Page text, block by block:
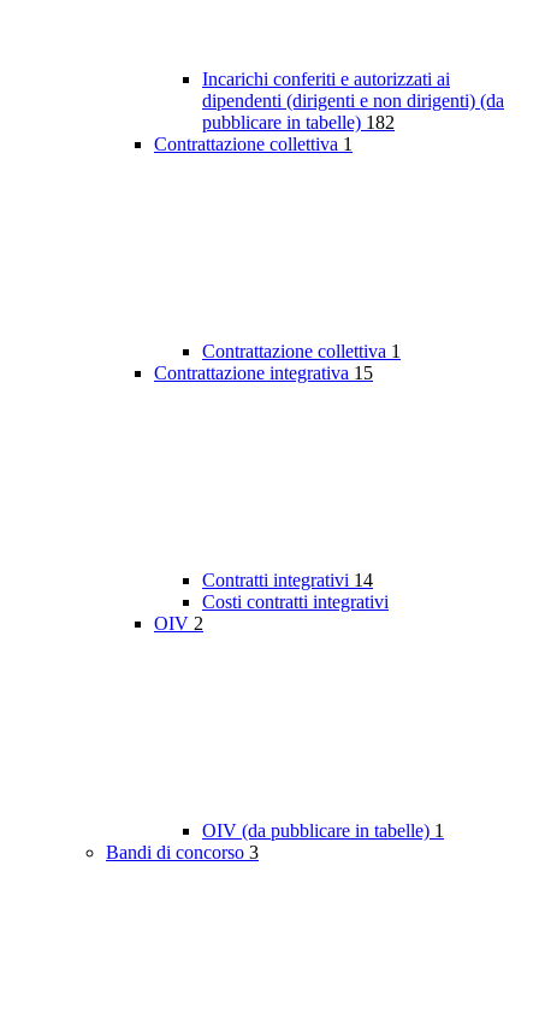
Incarichi conferiti e autorizzati ai
dipendenti (dirigenti e non dirigenti) (da
pubblicare in tabelle) 182
Contrattazione collettiva 1
Contrattazione collettiva 1
Contrattazione integrativa 15
Contratti integrativi 14
Costi contratti integrativi
OIV 2
OIV (da pubblicare in tabelle) 1
Bandi di concorso 3